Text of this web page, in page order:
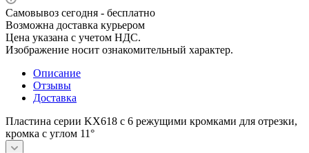
Самовывоз сегодня - бесплатно
Возможна доставка курьером
Цена указана с учетом НДС.
Изображение носит ознакомительный характер.
Описание
Отзывы
Доставка
Пластина серии KX618 с 6 режущими кромками для отрезки,
кромка с углом 11°